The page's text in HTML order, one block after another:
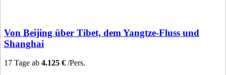
Von Beijing über Tibet, dem Yangtze-Fluss und
Shanghai
17 Tage ab 4.125 € /Pers.